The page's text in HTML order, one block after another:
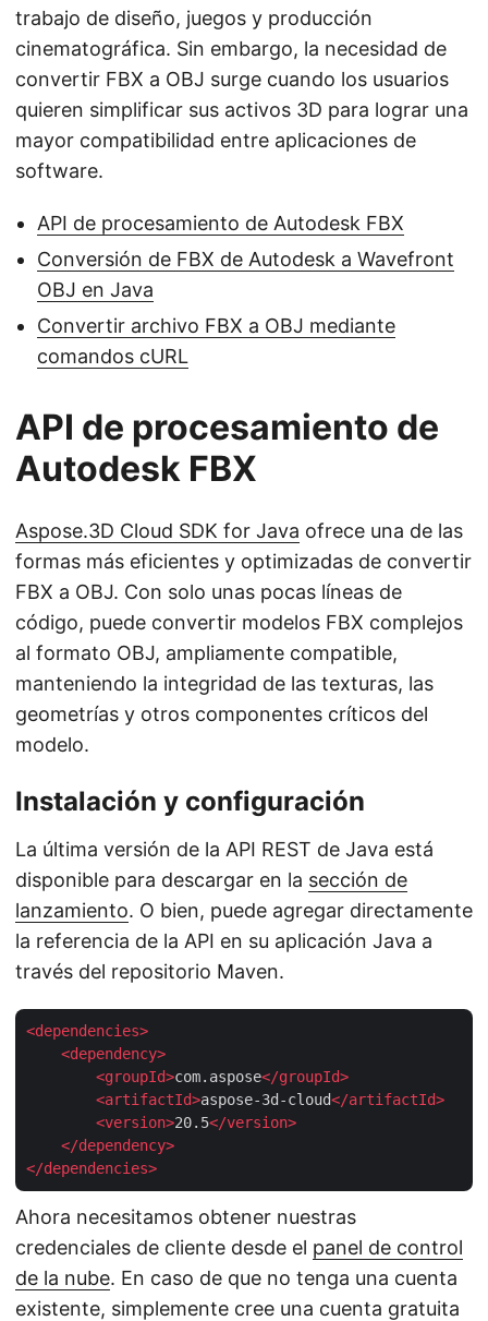
trabajo de diseño, juegos y producción
cinematográfica. Sin embargo, la necesidad de
convertir FBX a OBJ surge cuando los usuarios
quieren simplificar sus activos 3D para lograr una
mayor compatibilidad entre aplicaciones de
software.
API de procesamiento de Autodesk FBX
Conversión de FBX de Autodesk a Wavefront
OBJ en Java
Convertir archivo FBX a OBJ mediante
comandos cURL
API de procesamiento de
Autodesk FBX
Aspose.3D Cloud SDK for Java ofrece una de las
formas más eficientes y optimizadas de convertir
FBX a OBJ. Con solo unas pocas líneas de
código, puede convertir modelos FBX complejos
al formato OBJ, ampliamente compatible,
manteniendo la integridad de las texturas, las
geometrías y otros componentes críticos del
modelo.
Instalación y configuración
La última versión de la API REST de Java está
disponible para descargar en la sección de
lanzamiento. O bien, puede agregar directamente
la referencia de la API en su aplicación Java a
través del repositorio Maven.
<dependencies>
<dependency>
<groupId>com.aspose</groupId>
<artifactId>aspose-3d-cloud</artifactId>
<version>20.5</version>
</dependency>
</dependencies>
Ahora necesitamos obtener nuestras
credenciales de cliente desde el panel de control
de la nube. En caso de que no tenga una cuenta
existente, simplemente cree una cuenta gratuita